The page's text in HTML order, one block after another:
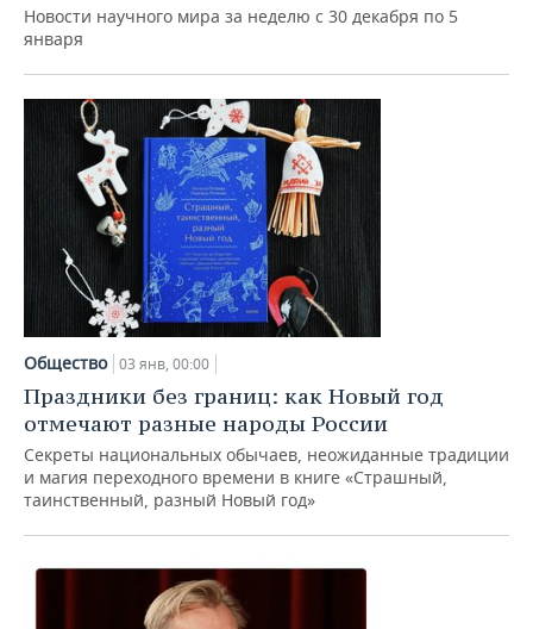
Новости научного мира за неделю с 30 декабря по 5
января
Общество 03 янв, 00:00
Праздники без границ: как Новый год
отмечают разные народы России
Секреты национальных обычаев, неожиданные традиции
и магия переходного времени в книге «Страшный,
таинственный, разный Новый год»